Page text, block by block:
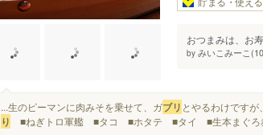
おつまみは、お
by みいこみーこ
...生のピーマンに肉みそを乗せて、ガブリ とやるわけです
り
■ねぎトロ軍艦 ■タコ ■ホタテ ■タイ ■生本まぐろ赤